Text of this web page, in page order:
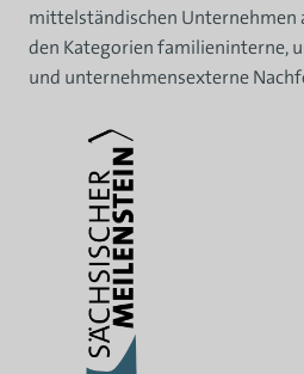
mittelständischen Unternehmen
den Kategorien familieninterne,
und unternehmensexterne